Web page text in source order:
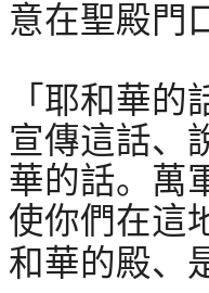
意在聖殿門
「耶和華
宣傳這話、
華的話。萬
使你們在這
和華的殿、